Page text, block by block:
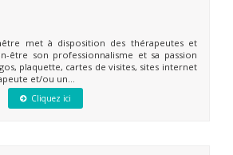
met à disposition des thérapeutes et
être son professionnalisme et sa passion
plaquette, cartes de visites, sites internet
et/ou un...
Cliquez ici